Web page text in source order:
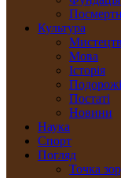
Культура
Мова
Історія
Подорожі
Постаті
Новини
Наука
Спорт
Погляд
Точка